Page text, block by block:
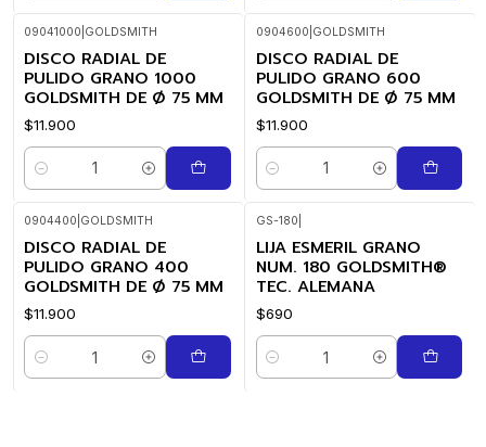
09041000 GOLDSMITH
DISCO RADIAL DE
PULIDO GRANO 1000
GOLDSMITH DE Ø 75 MM
$11.900
Quantity
0904600 GOLDSMITH
DISCO RADIAL DE
PULIDO GRANO 600
GOLDSMITH DE Ø 75 MM
$11.900
Quantity
0904400 GOLDSMITH
DISCO RADIAL DE
PULIDO GRANO 400
GOLDSMITH DE Ø 75 MM
$11.900
Quantity
GS-180
LIJA ESMERIL GRANO
NUM. 180 GOLDSMITH®
TEC. ALEMANA
$690
Quantity